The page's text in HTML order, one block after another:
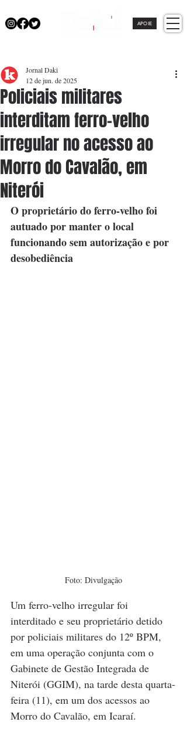
APOIE
Policiais militares
interditam ferro-velho
irregular no acesso ao
Morro do Cavalão, em
Niterói
Jornal Daki
12 de jun. de 2025
O proprietário do ferro-velho foi
autuado por manter o local
funcionando sem autorização e por
desobediência
Foto: Divulgação
Um ferro-velho irregular foi
interditado e seu proprietário detido
por policiais militares do 12º BPM,
em uma operação conjunta com o
Gabinete de Gestão Integrada de
Niterói (GGIM), na tarde desta quarta-
feira (11), em um dos acessos ao
Morro do Cavalão, em Icaraí.